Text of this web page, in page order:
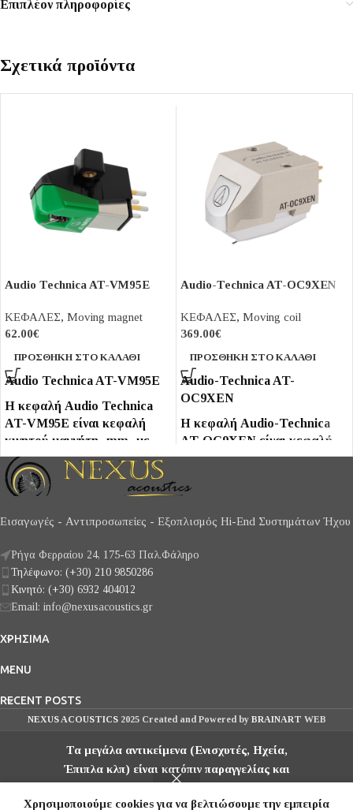
Τα μεγάλα αντικείμενα (Ενισχυτές, Ηχεία,
Έπιπλα κλπ) είναι κατόπιν παραγγελίας και
μεταφορικών εταιρειών.
Επιπλέον πληροφορίες
Σχετικά προϊόντα
Audio Technica AT-VM95E
ΚΕΦΑΛΕΣ, Moving magnet
62.00€
ΠΡΟΣΘΉΚΗ ΣΤΟ ΚΑΛΆΘΙ
Audio Technica AT-VM95E
Η κεφαλή Audio Technica
AT-VM95E είναι κεφαλή
κινητού μαγνήτη -mm- με
ελλειπτική βελόνα και 4.0
mV έξοδο με μεγάλο
διαχωρισμό καναλιών 20 dB
συχνότητας 20 - 22,000 Hz. Η
ανταλλακτική βελόνα.
Audio-Technica AT-OC9XEN
ΚΕΦΑΛΕΣ, Moving coil
369.00€
ΠΡΟΣΘΉΚΗ ΣΤΟ ΚΑΛΆΘΙ
Audio-Technica AT-
OC9XEN
Η κεφαλή Audio-Technica
AT-OC9XEN είναι κεφαλή
κινητού πηνίου -mc- με
0.35 mV έξοδο, με
(1 kHz) και απόκριση
Εισαγωγές - Αντιπροσωπείες - Εξοπλισμός Hi-End Συστημάτων Ήχου
Ρήγα Φερραίου 24, 175-63 Παλ.Φάληρο
Τηλέφωνο: (+30) 210 9850286
Κινητό: (+30) 6932 404012
Email: info@nexusacoustics.gr
ΧΡΗΣΙΜΑ
MENU
RECENT POSTS
NEXUS ACOUSTICS 2025 Created and Powered by BRAINART WEB
Χρησιμοποιούμε cookies για να βελτιώσουμε την εμπειρία